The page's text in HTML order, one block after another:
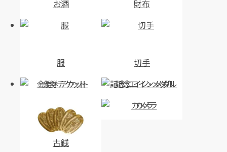
お酒 財布
服
切手
金券・チケット
記念コイン・メダル
古銭
カメラ